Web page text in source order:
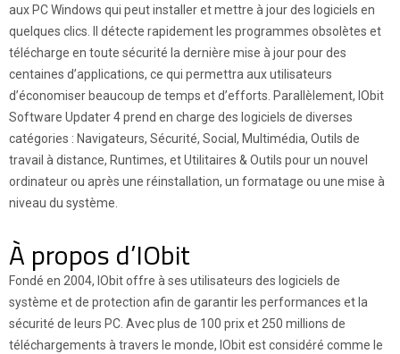
aux PC Windows qui peut installer et mettre à jour des logiciels en
quelques clics. Il détecte rapidement les programmes obsolètes et
télécharge en toute sécurité la dernière mise à jour pour des
centaines d’applications, ce qui permettra aux utilisateurs
d’économiser beaucoup de temps et d’efforts. Parallèlement, IObit
Software Updater 4 prend en charge des logiciels de diverses
catégories : Navigateurs, Sécurité, Social, Multimédia, Outils de
travail à distance, Runtimes, et Utilitaires & Outils pour un nouvel
ordinateur ou après une réinstallation, un formatage ou une mise à
niveau du système.
À propos d’IObit
Fondé en 2004, IObit offre à ses utilisateurs des logiciels de
système et de protection afin de garantir les performances et la
sécurité de leurs PC. Avec plus de 100 prix et 250 millions de
téléchargements à travers le monde, IObit est considéré comme le